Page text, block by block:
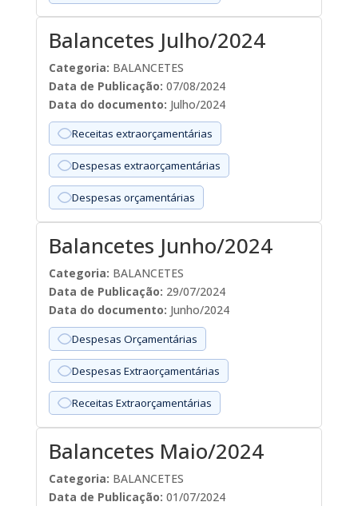
Balancetes Julho/2024
Categoria: BALANCETES
Data de Publicação: 07/08/2024
Data do documento: Julho/2024
Receitas extraorçamentárias
Despesas extraorçamentárias
Despesas orçamentárias
Balancetes Junho/2024
Categoria: BALANCETES
Data de Publicação: 29/07/2024
Data do documento: Junho/2024
Despesas Orçamentárias
Despesas Extraorçamentárias
Receitas Extraorçamentárias
Balancetes Maio/2024
Categoria: BALANCETES
Data de Publicação: 01/07/2024